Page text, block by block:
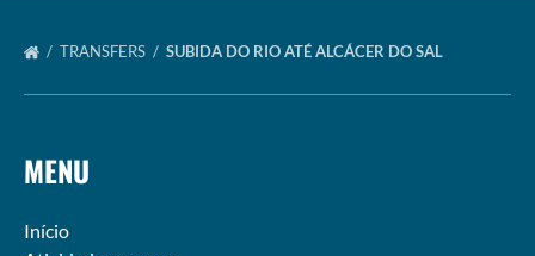
TRANSFERS SUBIDA DO RIO ATÉ ALCÁCER DO SAL
MENU
Início